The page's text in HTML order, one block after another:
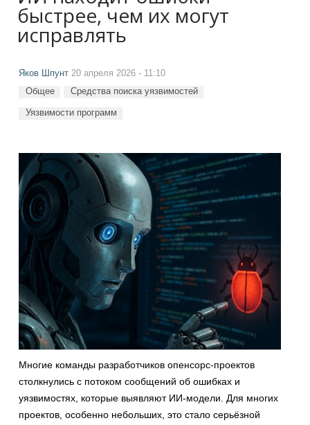
быстрее, чем их могут
исправлять
Яков Шпунт 20 апреля 2026 - 11:10
Общее Средства поиска уязвимостей
Уязвимости программ
Многие команды разработчиков опенсорс-проектов
столкнулись с потоком сообщений об ошибках и
уязвимостях, которые выявляют ИИ-модели. Для многих
проектов, особенно небольших, это стало серьёзной